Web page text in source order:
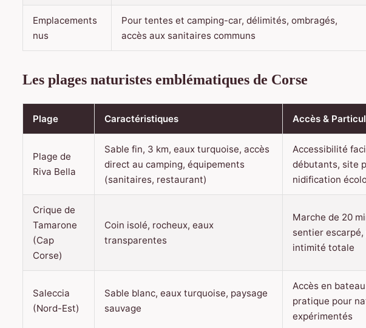
Emplacements
nus
Pour tentes et camping-car, délimités, ombragés,
accès aux sanitaires communs
Les plages naturistes emblématiques de Corse
Plage Caractéristiques Accès &
Plage de
Riva Bella
Sable fin, 3 km, eaux turquoise, accès
direct au camping, équipements
(sanitaires, restaurant)
Accessibilité
débutants, site
nidification
Crique de
Tamarone
(Cap
Corse)
Coin isolé, rocheux, eaux
transparentes
Marche de 20
sentier
intimité totale
Saleccia
(Nord-Est)
Sable blanc, eaux turquoise, paysage
sauvage
Accès en
pratique pour
expérimentés